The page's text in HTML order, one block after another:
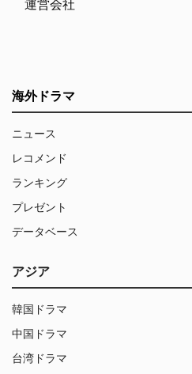
運営会社
海外ドラマ
ニュース
レコメンド
ランキング
プレゼント
データベース
アジア
韓国ドラマ
中国ドラマ
台湾ドラマ